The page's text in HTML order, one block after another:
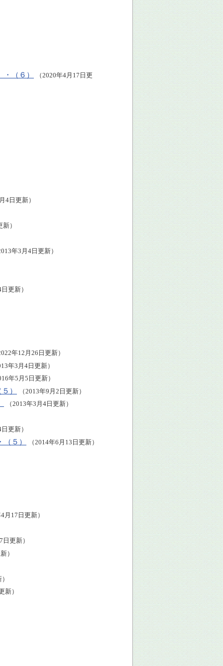
（６） （2020年4月17日更
4日更新）
）
年3月4日更新）
更新）
年12月26日更新）
年3月4日更新）
年5月5日更新）
） （2013年9月2日更新）
（2013年3月4日更新）
更新）
５） （2014年6月13日更新）
月17日更新）
更新）
）
新）